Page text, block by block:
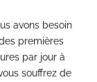
avons besoin
premières
par jour à
souffrez de